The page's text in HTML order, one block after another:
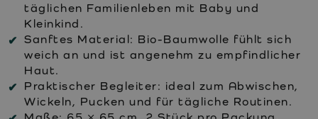
täglichen Familienleben mit Baby und
Kleinkind.
Sanftes Material: Bio-Baumwolle fühlt sich
weich an und ist angenehm zu empfindlicher
Haut.
Praktischer Begleiter: ideal zum Abwischen,
Wickeln, Pucken und für tägliche Routinen.